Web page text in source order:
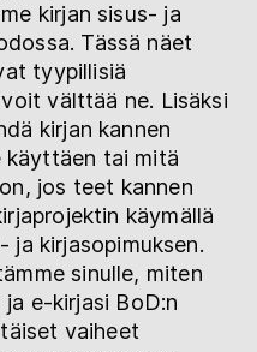
kirjan sisus- ja
Tässä näet
tyypillisiä
välttää ne. Lisäksi
kirjan kannen
käyttäen tai mitä
jos teet kannen
käymällä
ja kirjasopimuksen.
sinulle, miten
e-kirjasi BoD:n
vaiheet